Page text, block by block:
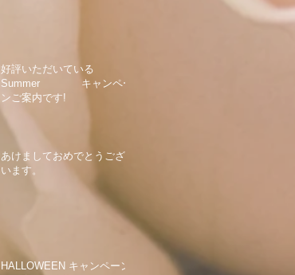
好評いただいている
Summer キャンペー
ンご案内です!
あけましておめでとうござ
います。
HALLOWEEN キャンペーン